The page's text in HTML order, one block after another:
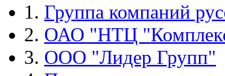
1. Группа компаний
2. ОАО "НТЦ
3. ООО "Лидер Групп"